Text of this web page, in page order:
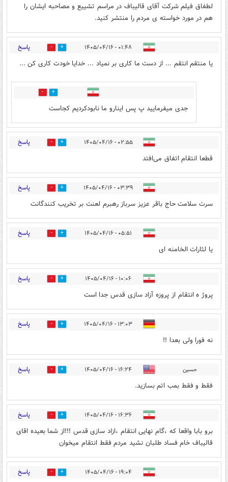
لطفاق فیلم شرکت آقای قالیباف در مراسم تشییع و مصاحبه ایشان را
هم در مورد خواسته ی مردم را منتشر کنید.
۰۱:۴۸ - ۱۴۰۵/۰۴/۱۶ 2 پاسخ
یا منتقم انتقم ... از دست ما کاری بر نمیاد ... خدایا خودت کاری کن ...
1
جدی میفرمایید پ پس اینارو ما نابودکردیم کجاست
۰۲:۵۵ - ۱۴۰۵/۰۴/۱۶ 0 پاسخ
قطعا انتقام اتفاق می‌افتد
۰۳:۳۹ - ۱۴۰۵/۰۴/۱۶ 1 پاسخ
سرت سلامت حاج باقر عزیز سرباز رهبرم لعنت بر تخریب کنندگانت
۰۵:۵۱ - ۱۴۰۵/۰۴/۱۶ 4 پاسخ
یا لثارات الخامنه ای
۱۰:۰۶ - ۱۴۰۵/۰۴/۱۶ 5 پاسخ
پروژ ه انتقام از پروزه آزاد سازی قدس جدا است
۱۳:۰۳ - ۱۴۰۵/۰۴/۱۶ 0 پاسخ
نه فورا ولی بعدا !!
حسین ۱۶:۲۴ - ۱۴۰۵/۰۴/۱۶ 0 پاسخ
فقط و فقط بمب اتم بسازید.
۱۶:۳۶ - ۱۴۰۵/۰۴/۱۶ 0 پاسخ
برو بابا واقعا که ،گام نهایی انتقام ،ازاد سازی قدس !!!از شما بعیده اقای
قالیباف خام فساد طلبان نشید مردم فقط انتقام میخوان
۱۹:۰۴ - ۱۴۰۵/۰۴/۱۶ 0 پاسخ